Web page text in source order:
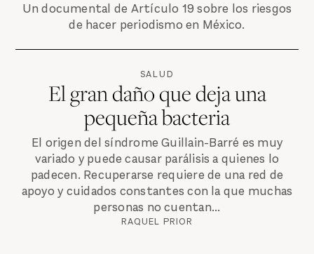
Un documental de Artículo 19 sobre los riesgos
de hacer periodismo en México.
SALUD
El gran daño que deja una
pequeña bacteria
El origen del síndrome Guillain-Barré es muy
variado y puede causar parálisis a quienes lo
padecen. Recuperarse requiere de una red de
apoyo y cuidados constantes con la que muchas
personas no cuentan...
RAQUEL PRIOR